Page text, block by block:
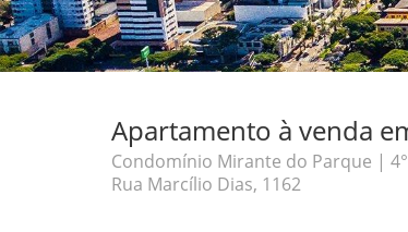
Apartamento à venda
Condomínio Mirante do Parque |
Rua Marcílio Dias, 1162